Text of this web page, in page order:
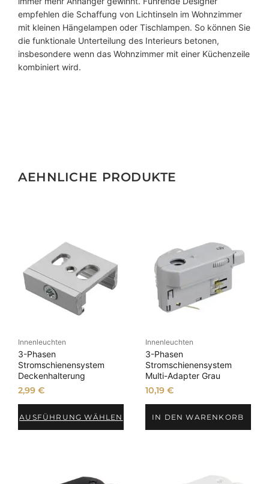
s
M
e
n
g
e
empfehlen die Schaffung von Lichtinseln im Wohnzimmer
mit kleinen Hängelampen oder Tischlampen. So können Sie
die funktionale Unterteilung des Interieurs betonen,
insbesondere wenn das Wohnzimmer mit einer Küchenzeile
kombiniert wird.
AEHNLICHE PRODUKTE
Innenleuchten
3-Phasen
Stromschienensystem
Deckenhalterung
2,99€
AUSFÜHRUNG WÄHLEN
Innenleuchten
3-Phasen
Stromschienensystem
Multi-Adapter Grau
10,19 €
IN DEN WARENKORB